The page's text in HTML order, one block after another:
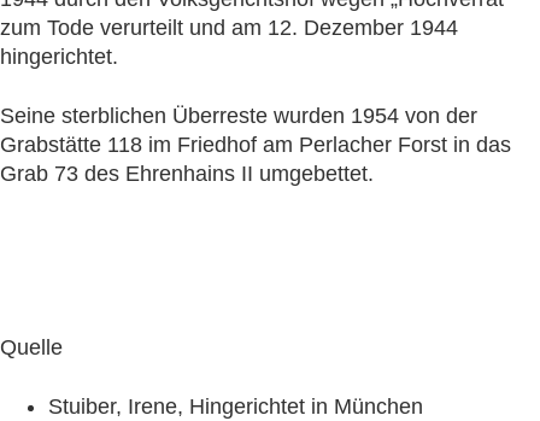
zum Tode verurteilt und am 12. Dezember 1944
hingerichtet.
Seine sterblichen Überreste wurden 1954 von der
Grabstätte 118 im Friedhof am Perlacher Forst in das
Grab 73 des Ehrenhains II umgebettet.
Quelle
Stuiber, Irene, Hingerichtet in München